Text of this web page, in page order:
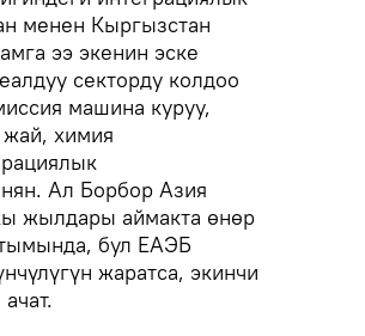
менен Кыргызстан
ээ экенин эске
секторду колдоо
машина куруу,
химия
Ал Борбор Азия
жылдары аймакта өнөр
бул ЕАЭБ
жаратса, экинчи